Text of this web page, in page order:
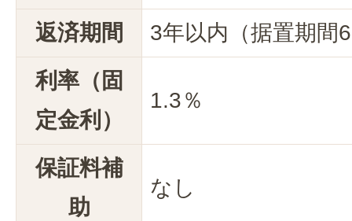
返済期間
3年以内（据置期間
利率（固
定金利）
1.3％
保証料補
助
なし